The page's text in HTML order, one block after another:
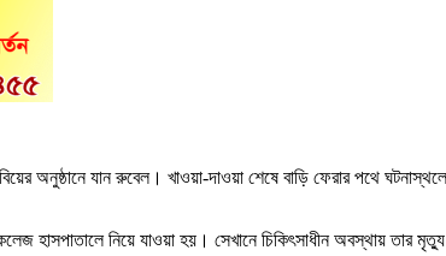
অনুষ্ঠানে যান রুবেল। খাওয়া-দাওয়া শেষে বাড়ি ফেরার পথে
হাসপাতালে নিয়ে যাওয়া হয়। সেখানে চিকিৎসাধীন অবস্থায় তার